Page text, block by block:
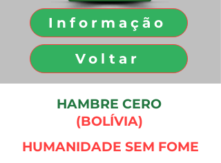
Informação
Voltar
HAMBRE CERO
(BOLÍVIA)
HUMANIDADE SEM FOME